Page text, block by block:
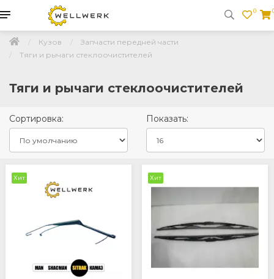
0
Кузов
Запчасти передней части
Тяги и рычаги стеклоочистителей
Тяги и рычаги стеклоочистителей
Сортировка: Показать:
Хит Хит